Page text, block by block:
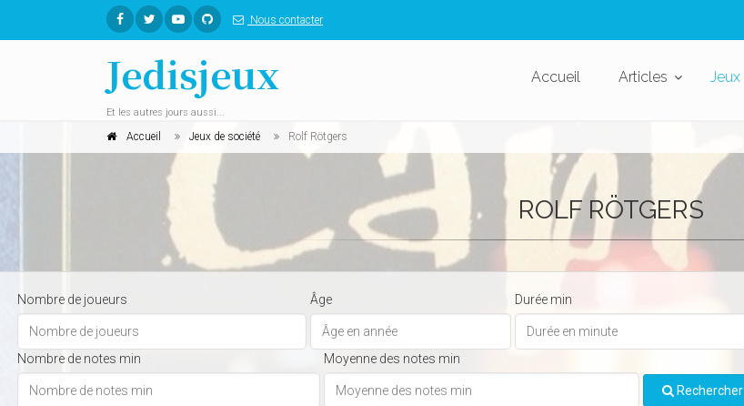
Nous contacter
Jedisjeux
Et les autres jours aussi...
Accueil Articles Jeux
Accueil Jeux de société Rolf Rötgers
ROLF RÖTGERS
Nombre de joueurs Âge Durée min
Nombre de notes min Moyenne des notes min
Rechercher